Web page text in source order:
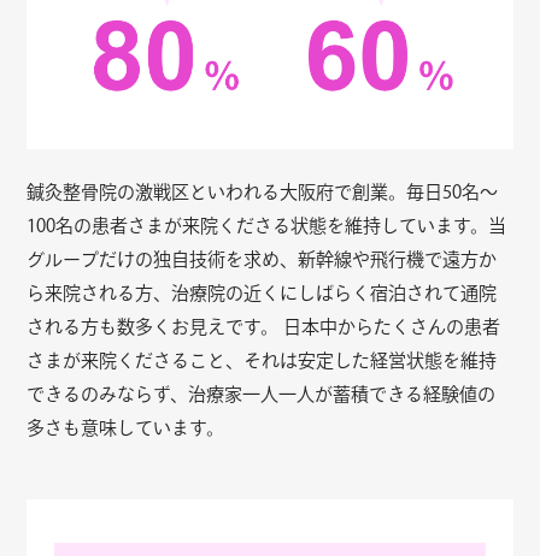
鍼灸整骨院の激戦区といわれる大阪府で創業。毎日50名〜
100名の患者さまが来院くださる状態を維持しています。当
グループだけの独自技術を求め、新幹線や飛行機で遠方か
ら来院される方、治療院の近くにしばらく宿泊されて通院
される方も数多くお見えです。 日本中からたくさんの患者
さまが来院くださること、それは安定した経営状態を維持
できるのみならず、治療家一人一人が蓄積できる経験値の
多さも意味しています。